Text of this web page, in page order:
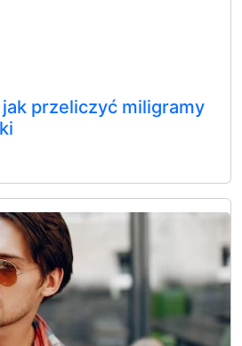
jak przeliczyć miligramy